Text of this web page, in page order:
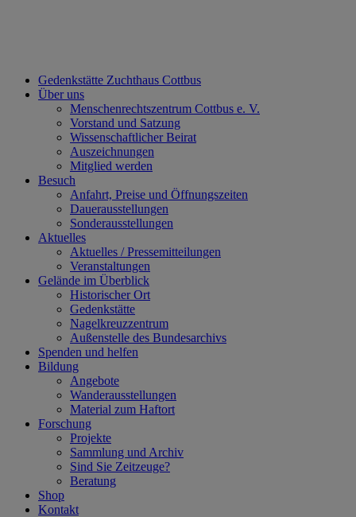
Gedenkstätte Zuchthaus Cottbus
Über uns
Menschenrechtszentrum Cottbus e. V.
Vorstand und Satzung
Wissenschaftlicher Beirat
Auszeichnungen
Mitglied werden
Besuch
Anfahrt, Preise und Öffnungszeiten
Dauerausstellungen
Sonderausstellungen
Aktuelles
Aktuelles / Pressemitteilungen
Veranstaltungen
Gelände im Überblick
Historischer Ort
Gedenkstätte
Nagelkreuzzentrum
Außenstelle des Bundesarchivs
Spenden und helfen
Bildung
Angebote
Wanderausstellungen
Material zum Haftort
Forschung
Projekte
Sammlung und Archiv
Sind Sie Zeitzeuge?
Beratung
Shop
Kontakt